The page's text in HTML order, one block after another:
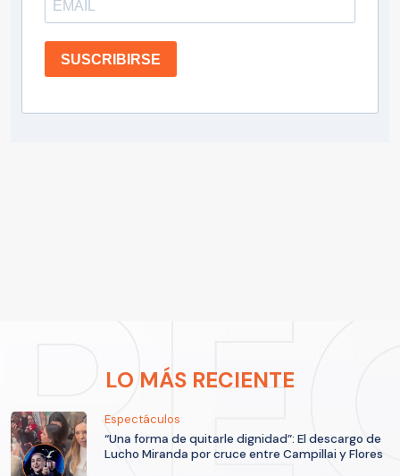
SUSCRIBIRSE
LO MÁS RECIENTE
Espectáculos
“Una forma de quitarle dignidad”: El descargo de
Lucho Miranda por cruce entre Campillai y Flores